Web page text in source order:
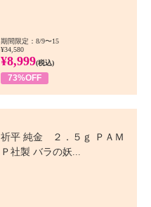
期間限定：8/9〜15
¥34,580
¥8,999(税込)
73%OFF
祈平 純金 ２．５ｇ ＰＡＭ
Ｐ社製 バラの妖...